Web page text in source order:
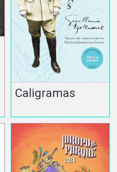
Caligramas